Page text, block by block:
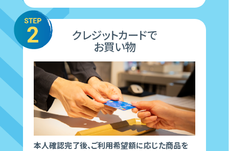
クレジットカードで
お買い物
本人確認完了後、ご利用希望額に応じた商品を